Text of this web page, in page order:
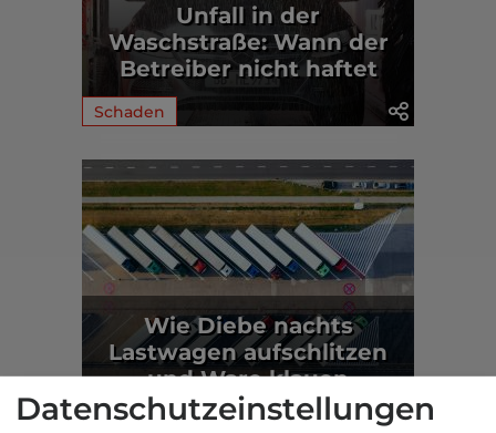
Unfall in der
Waschstraße: Wann der
Betreiber nicht haftet
Schaden
Wie Diebe nachts
Lastwagen aufschlitzen
und Ware klauen
Kasko
Datenschutzeinstellungen